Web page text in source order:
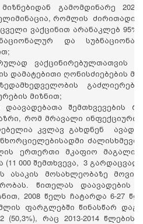
გამომდინარე
რომლის ძირითადი
ვაქცინით არანაკლებ
და
ვაქცინირებულთათვის
დამატებითი ღონისძიებების
გაძლიერება
მიზნით;
დაავადებათა შემთხვევების
რომ მრავალი ინფექციური
კვლავ გახდნენ
ერთერთი მკაფიო
000 შემთხვევა, 3
ასაკის მოსახლეობაზე
წითელას დაავადების
2008 წელს ჩატარდა 6-27
ფარგლებში წინასწარ
რაც 2013-2014